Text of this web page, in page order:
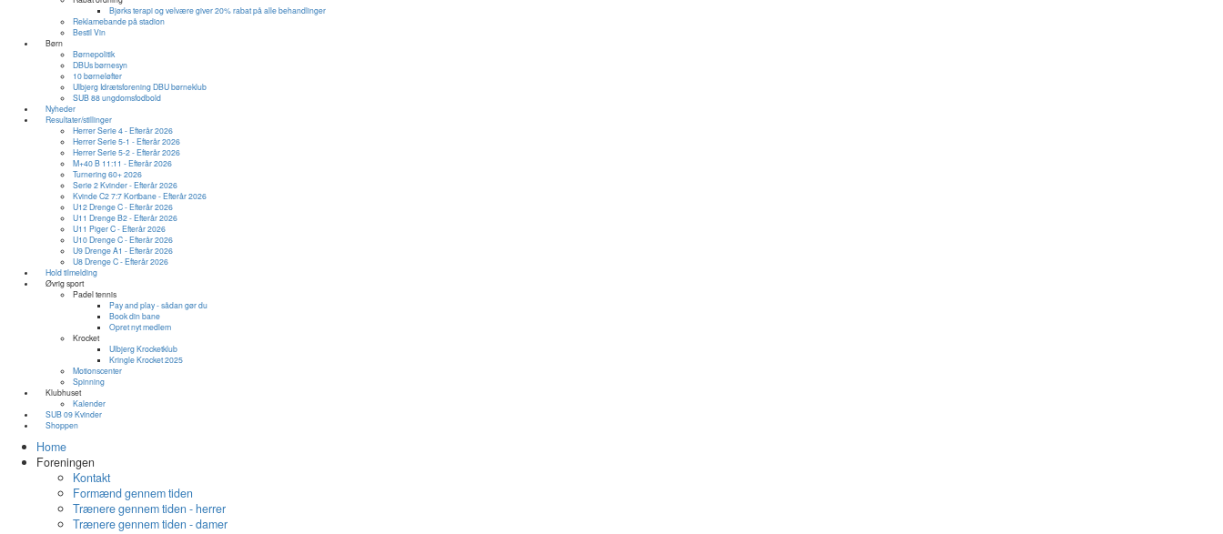
​Bjørks terapi og velvære giver 20% rabat på alle behandlinger
Reklamebande på stadion
Bestil Vin
Børn
Børnepolitik
DBUs børnesyn
10 børneløfter
Ulbjerg Idrætsforening DBU børneklub
SUB 88 ungdomsfodbold
Nyheder
Resultater/stillinger
Herrer Serie 4 - Efterår 2026
Herrer Serie 5-1 - Efterår 2026
Herrer Serie 5-2 - Efterår 2026
M+40 B 11:11 - Efterår 2026
Turnering 60+ 2026
Serie 2 Kvinder - Efterår 2026
Kvinde C2 7:7 Kortbane - Efterår 2026
U12 Drenge C - Efterår 2026
U11 Drenge B2 - Efterår 2026
U11 Piger C - Efterår 2026
U10 Drenge C - Efterår 2026
U9 Drenge A1 - Efterår 2026
U8 Drenge C - Efterår 2026
Hold tilmelding
Øvrig sport
Padel tennis
Pay and play - sådan gør du
Book din bane
Opret nyt medlem
Krocket
Ulbjerg Krocketklub
Kringle Krocket 2025
Motionscenter
Spinning
Klubhuset
Kalender
SUB 09 Kvinder
Shoppen
Home
Foreningen
Kontakt
Formænd gennem tiden
Trænere gennem tiden - herrer
Trænere gennem tiden - damer